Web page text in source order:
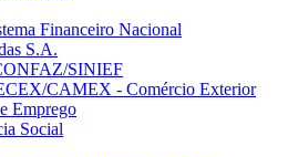
Financeiro Nacional
S.A.
SINIEF
CAMEX - Comércio Exterior
Emprego
Social